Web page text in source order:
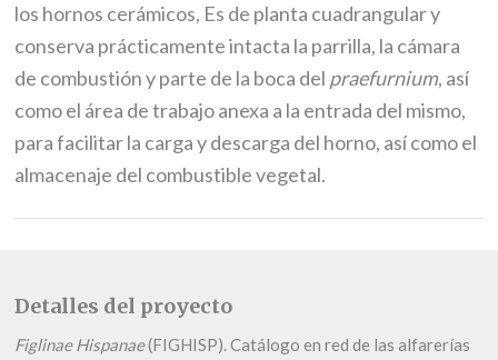
los hornos cerámicos, Es de planta cuadrangular y
conserva prácticamente intacta la parrilla, la cámara
de combustión y parte de la boca del praefurnium, así
como el área de trabajo anexa a la entrada del mismo,
para facilitar la carga y descarga del horno, así como el
almacenaje del combustible vegetal.
Detalles del proyecto
Figlinae Hispanae(FIGHISP). Catálogo en red de las alfarerías